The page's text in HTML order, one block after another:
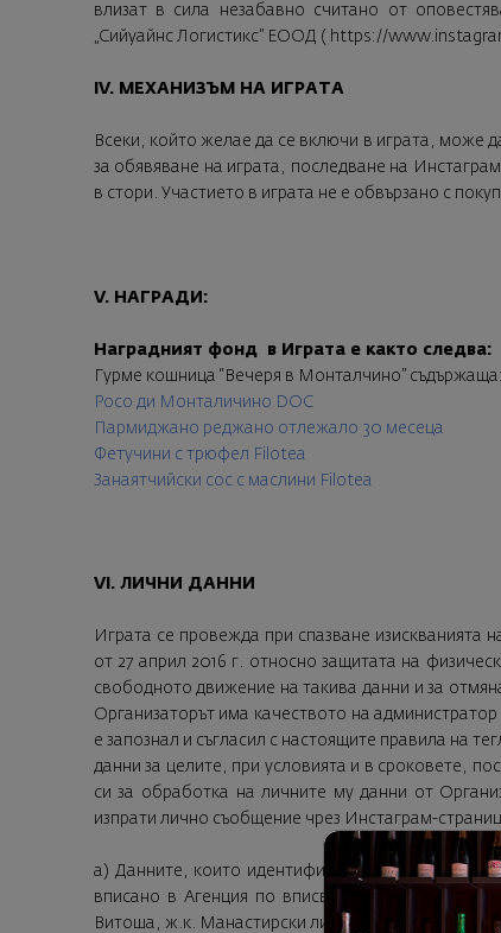
влизат в сила незабавно считано от
„Сийуайнс Логистикс” ЕООД ( https://
IV. МЕХАНИЗЪМ НА ИГРАТА
Всеки, който желае да се включи в играта, може
за обявяване на играта, последване на
в стори. Участието в играта не е обвързано с
V. НАГРАДИ:
Наградният фонд в Играта е както следва:
Гурме кошница “Вечеря в Монталчино” съдържаща:
Росо ди Монталичино DOC
Пармиджано реджано отлежало 30 месеца
Фетучини с трюфел Filotea
Занаятчийски сос с маслини Filotea
VI. ЛИЧНИ
Играта се провежда при спазване изискванията
от 27 април 2016 г. относно защитата на
свободното движение на такива данни и за
Организаторът има качеството на
е запознал и съгласил с настоящите правила на
данни за целите, при условията и в сроковете,
си за обработка на личните му данни от
изпрати лично съобщение чрез Инстаграм-
a) Данните, които идентифицират
вписано в Агенция по вписванията с ЕИК
Витоша, ж.к. Манастирски ливади, бул.